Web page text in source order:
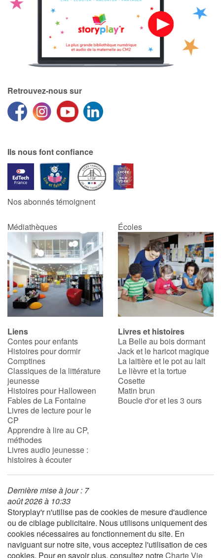
Fêtes et évènements
Amour et amitié
Sujets de société
Émotions et sentiments
Formats et illustrations
Contraste +
Aide
Accueil
Famille
Écoles
Médiathèques
Vidéos & Tutoriaux
Blog
Actualités
Par thématique
Rencontres et témoignages
Contes d'ici et d'ailleurs
Autour de la lecture
Apprendre à lire
Livre audio
Retrouvez-nous sur
Ils nous font confiance
Nos abonnés témoignent
Médiathèques Écoles
Liens
Contes pour enfants
Histoires pour dormir
Comptines
Classiques de la littérature
jeunesse
Histoires pour Halloween
Fables de La Fontaine
Livres de lecture pour le
CP
Apprendre à lire au CP,
méthodes
Livres audio jeunesse :
histoires à écouter
Livres et histoires
La Belle au bois dormant
Jack et le haricot magique
La laitière et le pot au lait
Le lièvre et la tortue
Cosette
Matin brun
Boucle d'or et les 3 ours
Dernière mise à jour : 7
août 2026 à 10:33
Storyplay'r n'utilise pas de cookies de mesure d'audience
ou de ciblage publicitaire. Nous utilisons uniquement des
cookies nécessaires au fonctionnement du site. En
naviguant sur notre site, vous acceptez l'utilisation de ces
cookies. Pour en savoir plus, consultez notreCharte Vie